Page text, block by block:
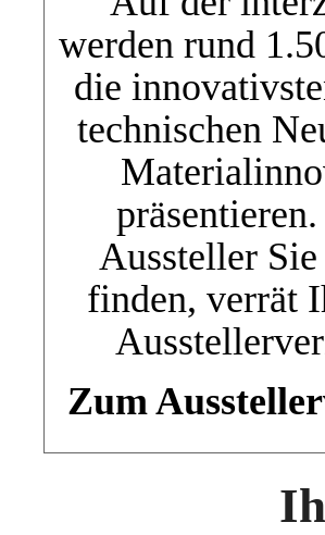
werden rund
die
technischen
Aussteller
finden, verrät
Zum